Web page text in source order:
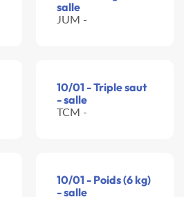
salle
JUM -
10/01 - Triple saut
- salle
TCM -
10/01 - Poids (6 kg)
- salle